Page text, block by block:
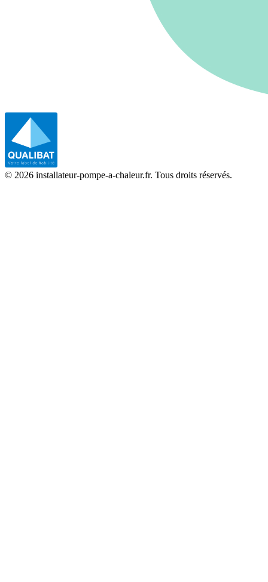
© 2026 installateur-pompe-a-chaleur.fr. Tous droits réservés.